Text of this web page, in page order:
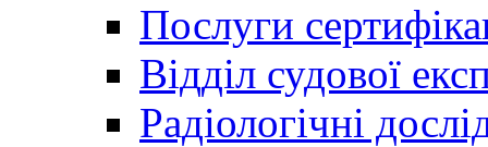
Послуги
Відділ судової
Радіологічні